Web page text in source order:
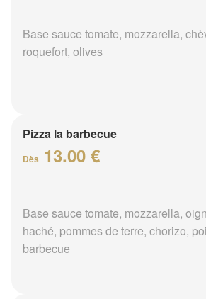
Base sauce tomate, mozzarella,
roquefort, olives
Pizza la barbecue
Dès 13.00 €
Base sauce tomate, mozzarella,
haché, pommes de terre, chorizo,
barbecue